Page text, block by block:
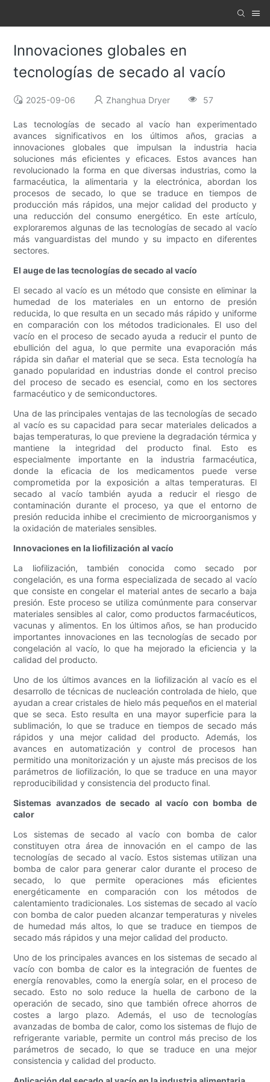
Innovaciones globales en
tecnologías de secado al vacío
2025-09-06 Zhanghua Dryer 57
Las tecnologías de secado al vacío han experimentado
avances significativos en los últimos años, gracias a
innovaciones globales que impulsan la industria hacia
soluciones más eficientes y eficaces. Estos avances han
revolucionado la forma en que diversas industrias, como la
farmacéutica, la alimentaria y la electrónica, abordan los
procesos de secado, lo que se traduce en tiempos de
producción más rápidos, una mejor calidad del producto y
una reducción del consumo energético. En este artículo,
exploraremos algunas de las tecnologías de secado al vacío
más vanguardistas del mundo y su impacto en diferentes
sectores.
El auge de las tecnologías de secado al vacío
El secado al vacío es un método que consiste en eliminar la
humedad de los materiales en un entorno de presión
reducida, lo que resulta en un secado más rápido y uniforme
en comparación con los métodos tradicionales. El uso del
vacío en el proceso de secado ayuda a reducir el punto de
ebullición del agua, lo que permite una evaporación más
rápida sin dañar el material que se seca. Esta tecnología ha
ganado popularidad en industrias donde el control preciso
del proceso de secado es esencial, como en los sectores
farmacéutico y de semiconductores.
Una de las principales ventajas de las tecnologías de secado
al vacío es su capacidad para secar materiales delicados a
bajas temperaturas, lo que previene la degradación térmica y
mantiene la integridad del producto final. Esto es
especialmente importante en la industria farmacéutica,
donde la eficacia de los medicamentos puede verse
comprometida por la exposición a altas temperaturas. El
secado al vacío también ayuda a reducir el riesgo de
contaminación durante el proceso, ya que el entorno de
presión reducida inhibe el crecimiento de microorganismos y
la oxidación de materiales sensibles.
Innovaciones en la liofilización al vacío
La liofilización, también conocida como secado por
congelación, es una forma especializada de secado al vacío
que consiste en congelar el material antes de secarlo a baja
presión. Este proceso se utiliza comúnmente para conservar
materiales sensibles al calor, como productos farmacéuticos,
vacunas y alimentos. En los últimos años, se han producido
importantes innovaciones en las tecnologías de secado por
congelación al vacío, lo que ha mejorado la eficiencia y la
calidad del producto.
Uno de los últimos avances en la liofilización al vacío es el
desarrollo de técnicas de nucleación controlada de hielo, que
ayudan a crear cristales de hielo más pequeños en el material
que se seca. Esto resulta en una mayor superficie para la
sublimación, lo que se traduce en tiempos de secado más
rápidos y una mejor calidad del producto. Además, los
avances en automatización y control de procesos han
permitido una monitorización y un ajuste más precisos de los
parámetros de liofilización, lo que se traduce en una mayor
reproducibilidad y consistencia del producto final.
Sistemas avanzados de secado al vacío con bomba de
calor
Los sistemas de secado al vacío con bomba de calor
constituyen otra área de innovación en el campo de las
tecnologías de secado al vacío. Estos sistemas utilizan una
bomba de calor para generar calor durante el proceso de
secado, lo que permite operaciones más eficientes
energéticamente en comparación con los métodos de
calentamiento tradicionales. Los sistemas de secado al vacío
con bomba de calor pueden alcanzar temperaturas y niveles
de humedad más altos, lo que se traduce en tiempos de
secado más rápidos y una mejor calidad del producto.
Uno de los principales avances en los sistemas de secado al
vacío con bomba de calor es la integración de fuentes de
energía renovables, como la energía solar, en el proceso de
secado. Esto no solo reduce la huella de carbono de la
operación de secado, sino que también ofrece ahorros de
costes a largo plazo. Además, el uso de tecnologías
avanzadas de bomba de calor, como los sistemas de flujo de
refrigerante variable, permite un control más preciso de los
parámetros de secado, lo que se traduce en una mejor
consistencia y calidad del producto.